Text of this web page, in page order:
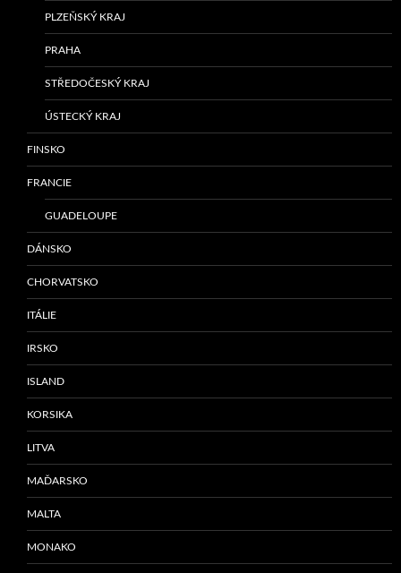
PLZEŇSKÝ KRAJ
PRAHA
STŘEDOČESKÝ KRAJ
ÚSTECKÝ KRAJ
FINSKO
FRANCIE
GUADELOUPE
DÁNSKO
CHORVATSKO
ITÁLIE
IRSKO
ISLAND
KORSIKA
LITVA
MAĎARSKO
MALTA
MONAKO